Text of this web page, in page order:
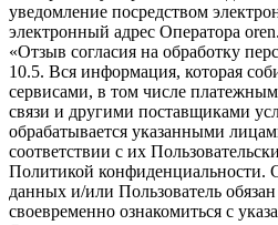
уведомление посредством
электронный адрес Оператора
«Отзыв согласия на обработку
10.5. Вся информация, которая
сервисами, в том числе
связи и другими поставщиками
обрабатывается указанными
соответствии с их
Политикой конфиденциальности.
данных и/или Пользователь обязан
своевременно ознакомиться с